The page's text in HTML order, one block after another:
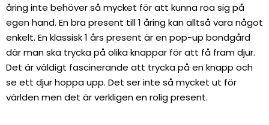
åring inte behöver så mycket för att kunna roa sig på
egen hand. En bra present till 1 åring kan alltså vara något
enkelt. En klassisk 1 års present är en pop-up bondgård
där man ska trycka på olika knappar för att få fram djur.
Det är väldigt fascinerande att trycka på en knapp och
se ett djur hoppa upp. Det ser inte så mycket ut för
världen men det är verkligen en rolig present.